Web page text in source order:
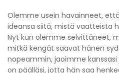
Olemme usein havainneet,
ideansa siitä, mistä vaatteista
Nyt kun olemme selvittäneet,
mitkä kengät saavat hänen
nopeammin, jaoimme
on päälläsi, jotta hän saa